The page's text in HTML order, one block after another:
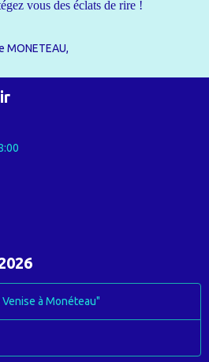
vous des éclats de rire !
MONETEAU,
à Monéteau"